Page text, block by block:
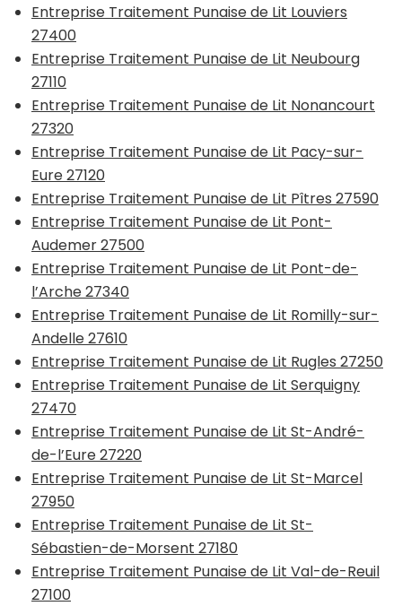
Entreprise Traitement Punaise de Lit Louviers
27400
Entreprise Traitement Punaise de Lit Neubourg
27110
Entreprise Traitement Punaise de Lit Nonancourt
27320
Entreprise Traitement Punaise de Lit Pacy-sur-
Eure 27120
Entreprise Traitement Punaise de Lit Pîtres 27590
Entreprise Traitement Punaise de Lit Pont-
Audemer 27500
Entreprise Traitement Punaise de Lit Pont-de-
l’Arche 27340
Entreprise Traitement Punaise de Lit Romilly-sur-
Andelle 27610
Entreprise Traitement Punaise de Lit Rugles 27250
Entreprise Traitement Punaise de Lit Serquigny
27470
Entreprise Traitement Punaise de Lit St-André-
de-l’Eure 27220
Entreprise Traitement Punaise de Lit St-Marcel
27950
Entreprise Traitement Punaise de Lit St-
Sébastien-de-Morsent 27180
Entreprise Traitement Punaise de Lit Val-de-Reuil
27100